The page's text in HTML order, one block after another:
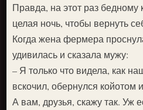
Правда, на этот раз бедному
целая ночь, чтобы вернуть
Когда жена фермера
удивилась и сказала мужу:
– Я только что видела, как
вскочил, обернулся койотом
А вам, друзья, скажу так. Уж